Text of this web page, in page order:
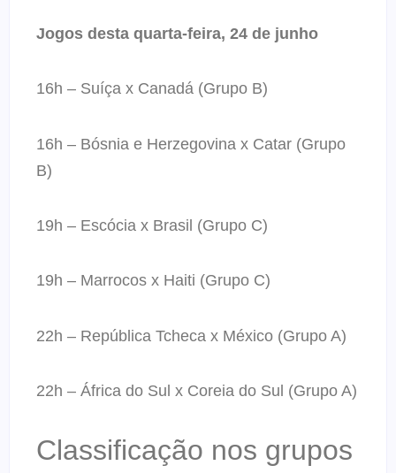
Jogos desta quarta-feira, 24 de junho
16h – Suíça x Canadá (Grupo B)
16h – Bósnia e Herzegovina x Catar (Grupo
B)
19h – Escócia x Brasil (Grupo C)
19h – Marrocos x Haiti (Grupo C)
22h – República Tcheca x México (Grupo A)
22h – África do Sul x Coreia do Sul (Grupo A)
Classificação nos grupos